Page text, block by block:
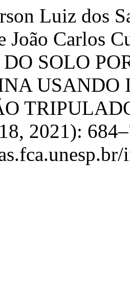
Luiz dos
João Carlos
SOLO
USANDO
2021):